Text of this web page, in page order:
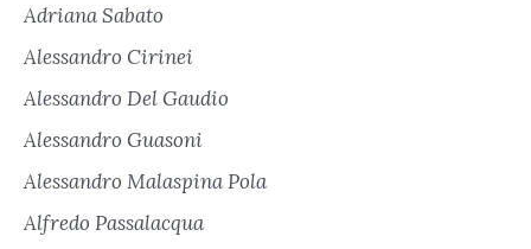
Adriana Sabato
Alessandro Cirinei
Alessandro Del Gaudio
Alessandro Guasoni
Alessandro Malaspina Pola
Alfredo Passalacqua